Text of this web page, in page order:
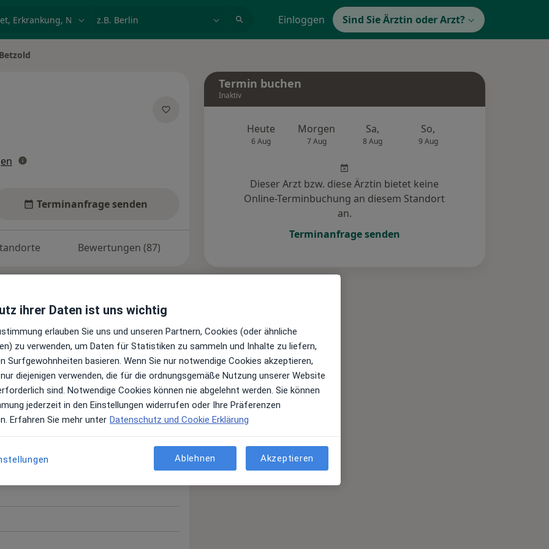
Einloggen Sind Sie Ärztin oder Arzt?
Terminanfrage senden
Bewertungen (87)
Top 10
Juni 2022
Termin buchen
Inaktiv
Heute
6 Aug
Morgen
7 Aug
Sa,
8 Aug
So,
9 Aug
Dieser Arzt bzw. diese Ärztin bietet keine
Online-Terminbuchung an diesem Standort
an.
Terminanfrage senden
ihrer Daten ist uns wichtig
erlauben Sie uns und unseren Partnern, Cookies (oder ähnliche
zu verwenden, um Daten für Statistiken zu sammeln und Inhalte zu liefern,
Surfgewohnheiten basieren. Wenn Sie nur notwendige Cookies akzeptieren,
diejenigen verwenden, die für die ordnungsgemäße Nutzung unserer Website
sind. Notwendige Cookies können nie abgelehnt werden. Sie können
jederzeit in den Einstellungen widerrufen oder Ihre Präferenzen
Erfahren Sie mehr unter Datenschutz und Cookie Erklärung
Ablehnen Akzeptieren